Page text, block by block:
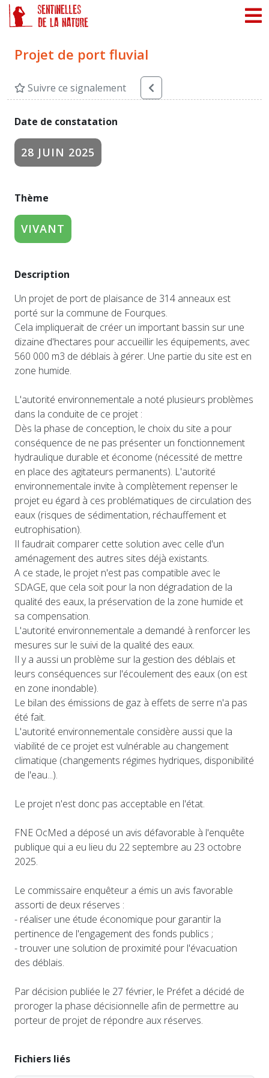
Projet de port fluvial
Suivre ce signalement
Date de constatation
28 JUIN 2025
Thème
VIVANT
Description
Un projet de port de plaisance de 314 anneaux est
porté sur la commune de Fourques.
Cela impliquerait de créer un important bassin sur une
dizaine d'hectares pour accueillir les équipements, avec
560 000 m3 de déblais à gérer. Une partie du site est en
zone humide.
L'autorité environnementale a noté plusieurs problèmes
dans la conduite de ce projet :
Dès la phase de conception, le choix du site a pour
conséquence de ne pas présenter un fonctionnement
hydraulique durable et économe (nécessité de mettre
en place des agitateurs permanents). L'autorité
environnementale invite à complètement repenser le
projet eu égard à ces problématiques de circulation des
eaux (risques de sédimentation, réchauffement et
eutrophisation).
Il faudrait comparer cette solution avec celle d'un
aménagement des autres sites déjà existants.
A ce stade, le projet n'est pas compatible avec le
SDAGE, que cela soit pour la non dégradation de la
qualité des eaux, la préservation de la zone humide et
sa compensation.
L'autorité environnementale a demandé à renforcer les
mesures sur le suivi de la qualité des eaux.
Il y a aussi un problème sur la gestion des déblais et
leurs conséquences sur l'écoulement des eaux (on est
en zone inondable).
Le bilan des émissions de gaz à effets de serre n'a pas
été fait.
L'autorité environnementale considère aussi que la
viabilité de ce projet est vulnérable au changement
climatique (changements régimes hydriques, disponibilité
de l'eau...).
Le projet n'est donc pas acceptable en l'état.
FNE OcMed a déposé un avis défavorable à l'enquête
publique qui a eu lieu du 22 septembre au 23 octobre
2025.
Le commissaire enquêteur a émis un avis favorable
assorti de deux réserves :
- réaliser une étude économique pour garantir la
pertinence de l'engagement des fonds publics ;
- trouver une solution de proximité pour l'évacuation
des déblais.
Par décision publiée le 27 février, le Préfet a décidé de
proroger la phase décisionnelle afin de permettre au
porteur de projet de répondre aux réserves.
Fichiers liés
Panneau de gestion des cookies